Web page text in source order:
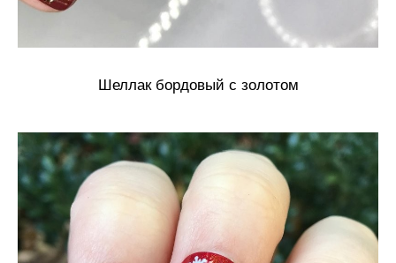
Шеллак бордовый с золотом